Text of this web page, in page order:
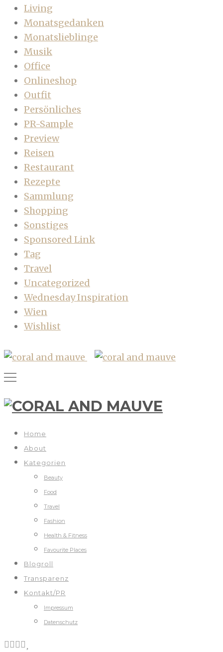
Living
Monatsgedanken
Monatslieblinge
Musik
Office
Onlineshop
Outfit
Persönliches
PR-Sample
Preview
Reisen
Restaurant
Rezepte
Sammlung
Shopping
Sonstiges
Sponsored Link
Tag
Travel
Uncategorized
Wednesday Inspiration
Wien
Wishlist
Home
About
Kategorien
Beauty
Food
Travel
Fashion
Health & Fitness
Favourite Places
Blogroll
Transparenz
Kontakt/PR
Impressum
Datenschutz